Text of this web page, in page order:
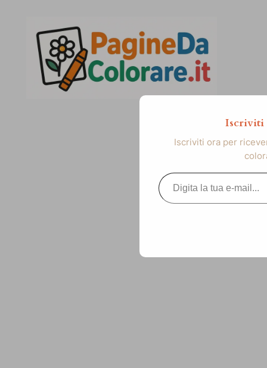
contenuto
Iscriviti
Iscriviti ora per
Digita la tua e-mail...